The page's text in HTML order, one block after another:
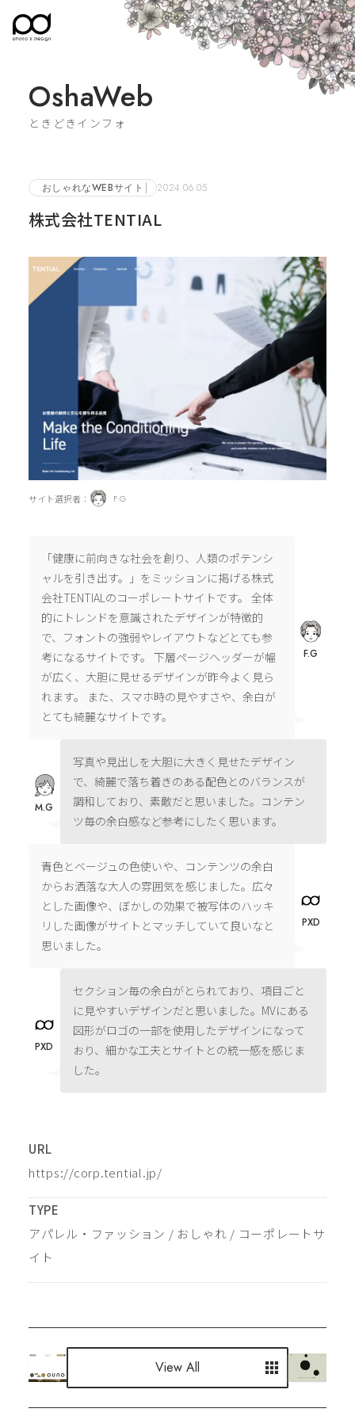
OshaWeb
ときどきインフォ
おしゃれなWEBサイト 2024.06.05
株式会社TENTIAL
サイト選択者： F.G
「健康に前向きな社会を創り、人類のポテンシ
ャルを引き出す。」をミッションに掲げる株式
会社TENTIALのコーポレートサイトです。 全体
的にトレンドを意識されたデザインが特徴的
で、フォントの強弱やレイアウトなどとても参
考になるサイトです。 下層ページヘッダーが幅
が広く、大胆に見せるデザインが昨今よく見ら
れます。 また、スマホ時の見やすさや、余白が
とても綺麗なサイトです。
F.G
写真や見出しを大胆に大きく見せたデザイン
で、綺麗で落ち着きのある配色とのバランスが
調和しており、素敵だと思いました。コンテン
ツ毎の余白感など参考にしたく思います。
M.G
青色とベージュの色使いや、コンテンツの余白
からお洒落な大人の雰囲気を感じました。広々
とした画像や、ぼかしの効果で被写体のハッキ
リした画像がサイトとマッチしていて良いなと
思いました。
PXD
セクション毎の余白がとられており、項目ごと
に見やすいデザインだと思いました。MVにある
図形がロゴの一部を使用したデザインになって
おり、細かな工夫とサイトとの統一感を感じま
した。
PXD
URL
https://corp.tential.jp/
TYPE
アパレル・ファッション / おしゃれ / コーポレートサ
イト
View All
View All